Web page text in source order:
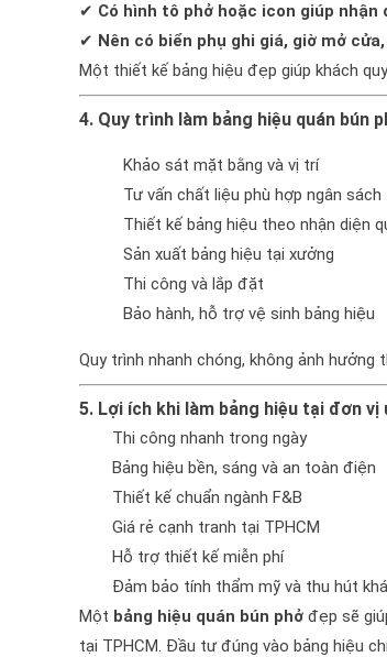
✔ Có hình tô phở hoặc icon giúp nhận
✔ Nên có biển phụ ghi giá, giờ mở
Một thiết kế bảng hiệu đẹp giúp khách
4. Quy trình làm bảng hiệu quán bún
Khảo sát mặt bằng và vị trí
Tư vấn chất liệu phù hợp ngân sách
Thiết kế bảng hiệu theo nhận diện
Sản xuất bảng hiệu tại xưởng
Thi công và lắp đặt
Bảo hành, hỗ trợ vệ sinh bảng hiệu
Quy trình nhanh chóng, không ảnh hưởng
5. Lợi ích khi làm bảng hiệu tại đơn vị
Thi công nhanh trong ngày
Bảng hiệu bền, sáng và an toàn điện
Thiết kế chuẩn ngành F&B
Giá rẻ cạnh tranh tại TPHCM
Hỗ trợ thiết kế miễn phí
Đảm bảo tính thẩm mỹ và thu hút
Một bảng hiệu quán bún phở đẹp sẽ
tại TPHCM. Đầu tư đúng vào bảng hiệu